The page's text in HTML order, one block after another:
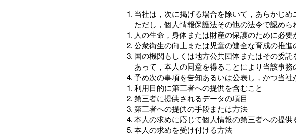
当社は，次に掲げる場合を除いて，あらかじ
ただし，個人情報保護法その他の法令で認めら
人の生命，身体または財産の保護のために必
公衆衛生の向上または児童の健全な育成の推
国の機関もしくは地方公共団体またはその委
あって，本人の同意を得ることにより当該事
予め次の事項を告知あるいは公表し，かつ当
利用目的に第三者への提供を含むこと
第三者に提供されるデータの項目
第三者への提供の手段または方法
本人の求めに応じて個人情報の第三者への提供
本人の求めを受け付ける方法